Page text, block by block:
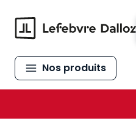
Nos produits